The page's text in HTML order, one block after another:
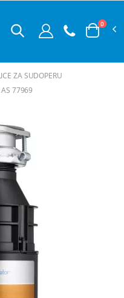
0
ZA SUDOPERU
AS 77969